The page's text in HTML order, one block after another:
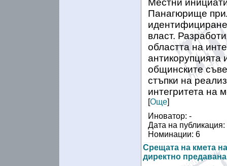
Местни
Панагюрище
власт.
областта на
антикорупцията
общинските
стъпки на
интегритета на
[Още]
Иноватор: -
Дата на публикация:
Номинации: 6
Срещата на кмета
директно